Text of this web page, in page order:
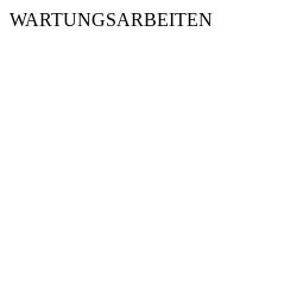
WARTUNGSARBEITEN